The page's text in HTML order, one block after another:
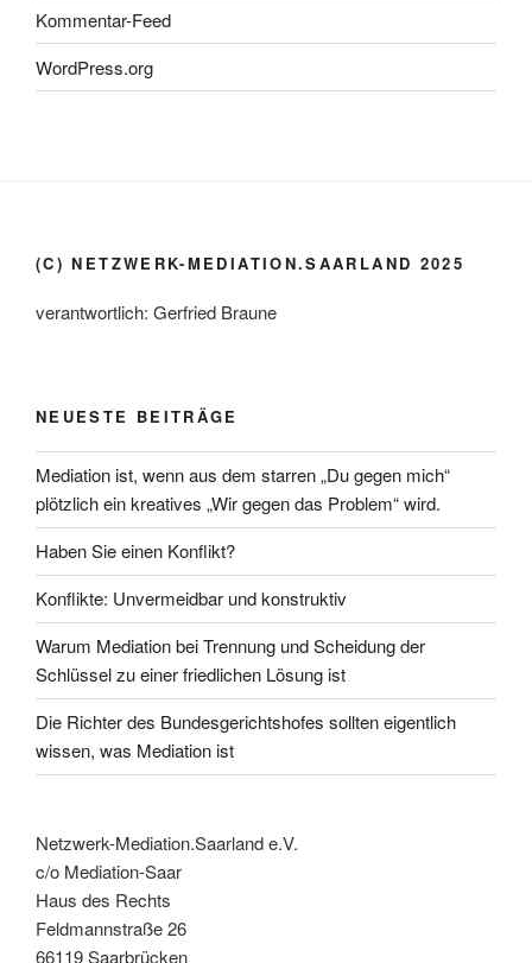
Kommentar-Feed
WordPress.org
(C) NETZWERK-MEDIATION.SAARLAND 2025
verantwortlich: Gerfried Braune
NEUESTE BEITRÄGE
Mediation ist, wenn aus dem starren „Du gegen mich“
plötzlich ein kreatives „Wir gegen das Problem“ wird.
Haben Sie einen Konflikt?
Konflikte: Unvermeidbar und konstruktiv
Warum Mediation bei Trennung und Scheidung der
Schlüssel zu einer friedlichen Lösung ist
Die Richter des Bundesgerichtshofes sollten eigentlich
wissen, was Mediation ist
Netzwerk-Mediation.Saarland e.V.
c/o Mediation-Saar
Haus des Rechts
Feldmannstraße 26
66119 Saarbrücken